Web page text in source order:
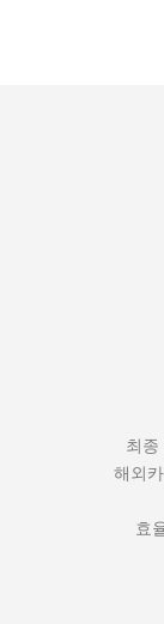
최
해외
효